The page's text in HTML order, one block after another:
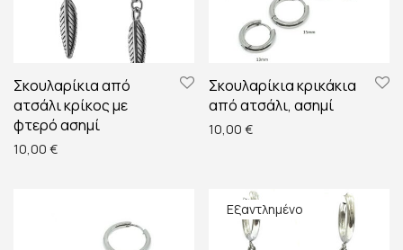
Σκουλαρίκια από
ατσάλι κρίκος με
φτερό ασημί
10,00 €
Σκουλαρίκια κρικάκια
από ατσάλι, ασημί
10,00 €